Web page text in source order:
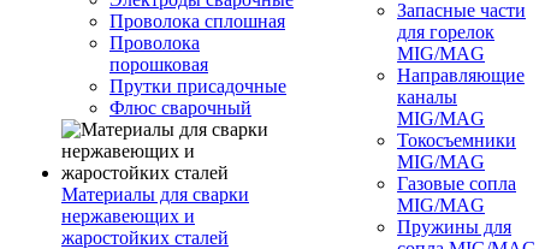
Проволока сплошная
Проволока
порошковая
Прутки присадочные
Флюс сварочный
Материалы для сварки
нержавеющих и
жаростойких сталей
Запасные части
для горелок
MIG/MAG
Направляющие
каналы
MIG/MAG
Токосъемники
MIG/MAG
Газовые сопла
MIG/MAG
Пружины для